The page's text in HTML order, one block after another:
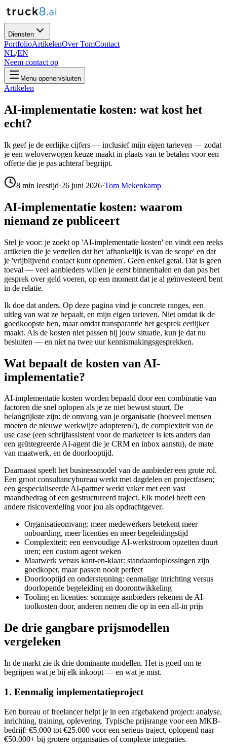
Diensten
PortfolioArtikelenOver TomContact
NL/EN
Neem contact op
Menu openen/sluiten
Artikelen
AI-implementatie kosten: wat kost het
echt?
Ik geef je de eerlijke cijfers — inclusief mijn eigen tarieven — zodat
je een weloverwogen keuze maakt in plaats van te betalen voor een
offerte die je pas achteraf begrijpt.
8 min leestijd·26 juni 2026·Tom Mekenkamp
AI-implementatie kosten: waarom
niemand ze publiceert
Stel je voor: je zoekt op 'AI-implementatie kosten' en vindt een reeks
artikelen die je vertellen dat het 'afhankelijk is van de scope' en dat
je 'vrijblijvend contact kunt opnemen'. Geen enkel getal. Dat is geen
toeval — veel aanbieders willen je eerst binnenhalen en dan pas het
gesprek over geld voeren, op een moment dat je al geïnvesteerd bent
in de relatie.
Ik doe dat anders. Op deze pagina vind je concrete ranges, een
uitleg van wat ze bepaalt, en mijn eigen tarieven. Niet omdat ik de
goedkoopste ben, maar omdat transparantie het gesprek eerlijker
maakt. Als de kosten niet passen bij jouw situatie, kun je dat nu
besluiten — en niet na twee uur kennismakingsgesprekken.
Wat bepaalt de kosten van AI-
implementatie?
AI-implementatie kosten worden bepaald door een combinatie van
factoren die snel oplopen als je ze niet bewust stuurt. De
belangrijkste zijn: de omvang van je organisatie (hoeveel mensen
moeten de nieuwe werkwijze adopteren?), de complexiteit van de
use case (een schrijfassistent voor de marketeer is iets anders dan
een geïntegreerde AI-agent die je CRM en inbox aanstu), de mate
van maatwerk, en de doorlooptijd.
Daarnaast speelt het businessmodel van de aanbieder een grote rol.
Een groot consultancybureau werkt met dagdelen en projectfasen;
een gespecialiseerde AI-partner werkt vaker met een vast
maandbedrag of een gestructureerd traject. Elk model heeft een
andere risicoverdeling voor jou als opdrachtgever.
Organisatieomvang: meer medewerkers betekent meer
onboarding, meer licenties en meer begeleidingstijd
Complexiteit: een eenvoudige AI-werkstroom opzetten duurt
uren; een custom agent weken
Maatwerk versus kant-en-klaar: standaardoplossingen zijn
goedkoper, maar passen nooit perfect
Doorlooptijd en ondersteuning: eenmalige inrichting versus
doorlopende begeleiding en doorontwikkeling
Tooling en licenties: sommige aanbieders rekenen de AI-
toolkosten door, anderen nemen die op in een all-in prijs
De drie gangbare prijsmodellen
vergeleken
In de markt zie ik drie dominante modellen. Het is goed om te
begrijpen wat je bij elk inkoopt — en wat je mist.
1. Eenmalig implementatieproject
Een bureau of freelancer helpt je in een afgebakend project: analyse,
inrichting, training, oplevering. Typische prijsrange voor een MKB-
bedrijf: €5.000 tot €25.000 voor een serieus traject, oplopend naar
€50.000+ bij grotere organisaties of complexe integraties.